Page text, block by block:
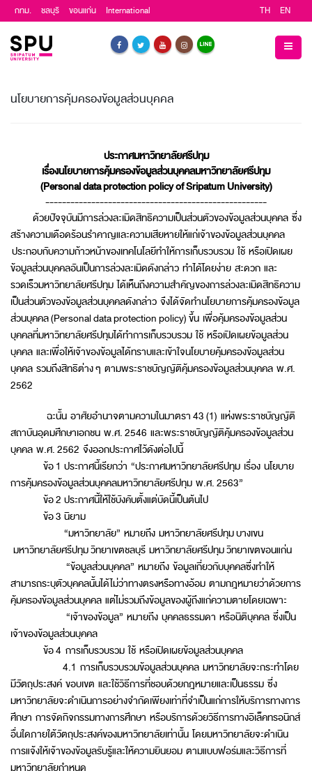
กทม. ชลบุรี ขอนแก่น International TH EN
นโยบายการคุ้มครองข้อมูลส่วนบุคคล
ประกาศมหาวิทยาลัยศรีปทุม
เรื่องนโยบายการคุ้มครองข้อมูลส่วนบุคคลมหาวิทยาลัยศรีปทุม
(Personal data protection policy of Sripatum University)
-----------------------------------------------------
ด้วยปัจจุบันมีการล่วงละเมิดสิทธิความเป็นส่วนตัวของข้อมูลส่วนบุคคล ซึ่ง
สร้างความเดือดร้อนรำคาญและความเสียหายให้แก่เจ้าของข้อมูลส่วนบุคคล
ประกอบกับความก้าวหน้าของเทคโนโลยีทำให้การเก็บรวบรวม ใช้ หรือเปิดเผย
ข้อมูลส่วนบุคคลอันเป็นการล่วงละเมิดดังกล่าว ทำได้โดยง่าย สะดวก และ
รวดเร็วมหาวิทยาลัยศรีปทุม ได้เห็นถึงความสำคัญของการล่วงละเมิดสิทธิความ
เป็นส่วนตัวของข้อมูลส่วนบุคคลดังกล่าว จึงได้จัดทำนโยบายการคุ้มครองข้อมูล
ส่วนบุคคล (Personal data protection policy) ขึ้น เพื่อคุ้มครองข้อมูลส่วน
บุคคลที่มหาวิทยาลัยศรีปทุมได้ทำการเก็บรวบรวม ใช้ หรือเปิดเผยข้อมูลส่วน
บุคคล และเพื่อให้เจ้าของข้อมูลได้ทราบและเข้าใจนโยบายคุ้มครองข้อมูลส่วน
บุคคล รวมถึงสิทธิต่าง ๆ ตามพระราชบัญญัติคุ้มครองข้อมูลส่วนบุคคล พ.ศ.
2562
ฉะนั้น อาศัยอำนาจตามความในมาตรา 43 (1) แห่งพระราชบัญญัติ
สถาบันอุดมศึกษาเอกชน พ.ศ. 2546 และพระราชบัญญัติคุ้มครองข้อมูลส่วน
บุคคล พ.ศ. 2562 จึงออกประกาศไว้ดังต่อไปนี้
ข้อ 1 ประกาศนี้เรียกว่า “ประกาศมหาวิทยาลัยศรีปทุม เรื่อง นโยบาย
การคุ้มครองข้อมูลส่วนบุคคลมหาวิทยาลัยศรีปทุม พ.ศ. 2563”
ข้อ 2 ประกาศนี้ให้ใช้บังคับตั้งแต่บัดนี้เป็นต้นไป
ข้อ 3 นิยาม
“มหาวิทยาลัย” หมายถึง มหาวิทยาลัยศรีปทุม บางเขน
มหาวิทยาลัยศรีปทุม วิทยาเขตชลบุรี มหาวิทยาลัยศรีปทุม วิทยาเขตขอนแก่น
“ข้อมูลส่วนบุคคล” หมายถึง ข้อมูลเกี่ยวกับบุคคลซึ่งทำให้
สามารถระบุตัวบุคคลนั้นได้ไม่ว่าทางตรงหรือทางอ้อม ตามกฎหมายว่าด้วยการ
คุ้มครองข้อมูลส่วนบุคคล แต่ไม่รวมถึงข้อมูลของผู้ถึงแก่ความตายโดยเฉพาะ
“เจ้าของข้อมูล” หมายถึง บุคคลธรรมดา หรือนิติบุคคล ซึ่งเป็น
เจ้าของข้อมูลส่วนบุคคล
ข้อ 4 การเก็บรวบรวม ใช้ หรือเปิดเผยข้อมูลส่วนบุคคล
4.1 การเก็บรวบรวมข้อมูลส่วนบุคคล มหาวิทยาลัยจะกระทำโดย
มีวัตถุประสงค์ ขอบเขต และใช้วิธีการที่ชอบด้วยกฎหมายและเป็นธรรม ซึ่ง
มหาวิทยาลัยจะดำเนินการอย่างจำกัดเพียงเท่าที่จำเป็นแก่การให้บริการทางการ
ศึกษา การจัดกิจกรรมทางการศึกษา หรือบริการด้วยวิธีการทางอิเล็คทรอนิกส์
อื่นใดภายใต้วัตถุประสงค์ของมหาวิทยาลัยเท่านั้น โดยมหาวิทยาลัยจะดำเนิน
การแจ้งให้เจ้าของข้อมูลรับรู้และให้ความยินยอม ตามแบบฟอร์มและวิธีการที่